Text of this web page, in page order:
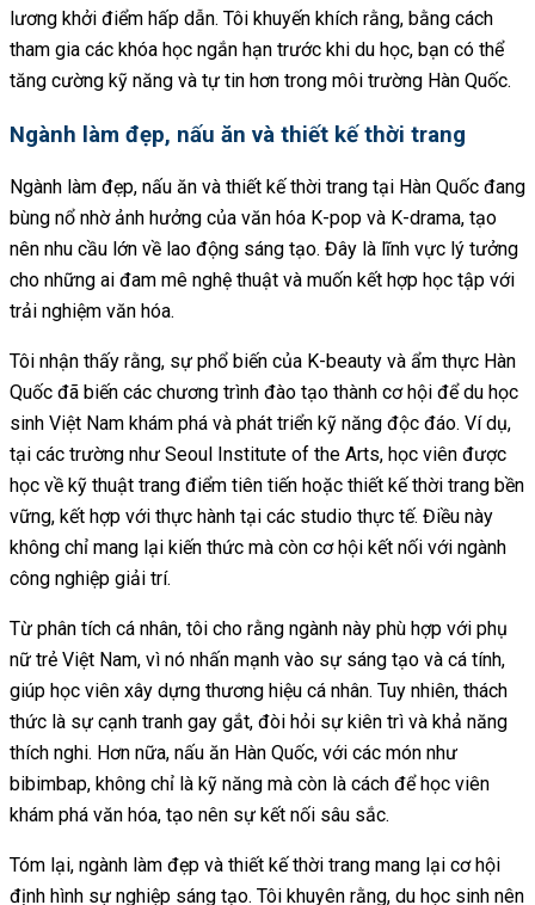
lương khởi điểm hấp dẫn. Tôi khuyến khích rằng, bằng cách
tham gia các khóa học ngắn hạn trước khi du học, bạn có thể
tăng cường kỹ năng và tự tin hơn trong môi trường Hàn Quốc.
Ngành làm đẹp, nấu ăn và thiết kế thời trang
Ngành làm đẹp, nấu ăn và thiết kế thời trang tại Hàn Quốc đang
bùng nổ nhờ ảnh hưởng của văn hóa K-pop và K-drama, tạo
nên nhu cầu lớn về lao động sáng tạo. Đây là lĩnh vực lý tưởng
cho những ai đam mê nghệ thuật và muốn kết hợp học tập với
trải nghiệm văn hóa.
Tôi nhận thấy rằng, sự phổ biến của K-beauty và ẩm thực Hàn
Quốc đã biến các chương trình đào tạo thành cơ hội để du học
sinh Việt Nam khám phá và phát triển kỹ năng độc đáo. Ví dụ,
tại các trường như Seoul Institute of the Arts, học viên được
học về kỹ thuật trang điểm tiên tiến hoặc thiết kế thời trang bền
vững, kết hợp với thực hành tại các studio thực tế. Điều này
không chỉ mang lại kiến thức mà còn cơ hội kết nối với ngành
công nghiệp giải trí.
Từ phân tích cá nhân, tôi cho rằng ngành này phù hợp với phụ
nữ trẻ Việt Nam, vì nó nhấn mạnh vào sự sáng tạo và cá tính,
giúp học viên xây dựng thương hiệu cá nhân. Tuy nhiên, thách
thức là sự cạnh tranh gay gắt, đòi hỏi sự kiên trì và khả năng
thích nghi. Hơn nữa, nấu ăn Hàn Quốc, với các món như
bibimbap, không chỉ là kỹ năng mà còn là cách để học viên
khám phá văn hóa, tạo nên sự kết nối sâu sắc.
Tóm lại, ngành làm đẹp và thiết kế thời trang mang lại cơ hội
định hình sự nghiệp sáng tạo. Tôi khuyên rằng, du học sinh nên